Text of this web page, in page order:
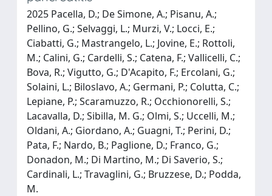
2025 Pacella, D.; De Simone, A.; Pisanu, A.;
Pellino, G.; Selvaggi, L.; Murzi, V.; Locci, E.;
Ciabatti, G.; Mastrangelo, L.; Jovine, E.; Rottoli,
M.; Calini, G.; Cardelli, S.; Catena, F.; Vallicelli, C.;
Bova, R.; Vigutto, G.; D'Acapito, F.; Ercolani, G.;
Solaini, L.; Biloslavo, A.; Germani, P.; Colutta, C.;
Lepiane, P.; Scaramuzzo, R.; Occhionorelli, S.;
Lacavalla, D.; Sibilla, M. G.; Olmi, S.; Uccelli, M.;
Oldani, A.; Giordano, A.; Guagni, T.; Perini, D.;
Pata, F.; Nardo, B.; Paglione, D.; Franco, G.;
Donadon, M.; Di Martino, M.; Di Saverio, S.;
Cardinali, L.; Travaglini, G.; Bruzzese, D.; Podda,
M.